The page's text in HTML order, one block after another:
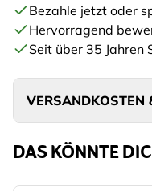
Bezahle jetzt oder
Hervorragend
Seit über 35 Jahren
VERSANDKOSTEN
DAS KÖNNTE